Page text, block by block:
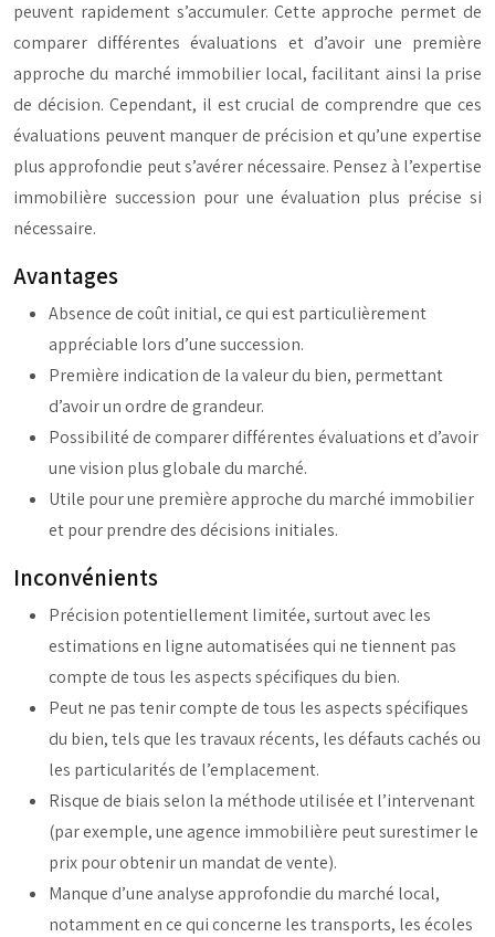
peuvent rapidement s’accumuler. Cette approche permet de
comparer différentes évaluations et d’avoir une première
approche du marché immobilier local, facilitant ainsi la prise
de décision. Cependant, il est crucial de comprendre que ces
évaluations peuvent manquer de précision et qu’une expertise
plus approfondie peut s’avérer nécessaire. Pensez à l’expertise
immobilière succession pour une évaluation plus précise si
nécessaire.
Avantages
Absence de coût initial, ce qui est particulièrement
appréciable lors d’une succession.
Première indication de la valeur du bien, permettant
d’avoir un ordre de grandeur.
Possibilité de comparer différentes évaluations et d’avoir
une vision plus globale du marché.
Utile pour une première approche du marché immobilier
et pour prendre des décisions initiales.
Inconvénients
Précision potentiellement limitée, surtout avec les
estimations en ligne automatisées qui ne tiennent pas
compte de tous les aspects spécifiques du bien.
Peut ne pas tenir compte de tous les aspects spécifiques
du bien, tels que les travaux récents, les défauts cachés ou
les particularités de l’emplacement.
Risque de biais selon la méthode utilisée et l’intervenant
(par exemple, une agence immobilière peut surestimer le
prix pour obtenir un mandat de vente).
Manque d’une analyse approfondie du marché local,
notamment en ce qui concerne les transports, les écoles